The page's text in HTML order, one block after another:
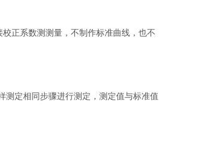
正系数测测量，不制作标准曲线，也不
测定相同步骤进行测定，测定值与标准值